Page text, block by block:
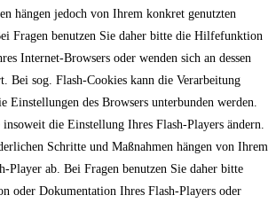
hängen jedoch von Ihrem konkret genutzten
Fragen benutzen Sie daher bitte die Hilfefunktion
Internet-Browsers oder wenden sich an dessen
Bei sog. Flash-Cookies kann die Verarbeitung
Einstellungen des Browsers unterbunden werden.
insoweit die Einstellung Ihres Flash-Players ändern.
Schritte und Maßnahmen hängen von Ihrem
Player ab. Bei Fragen benutzen Sie daher bitte
oder Dokumentation Ihres Flash-Players oder